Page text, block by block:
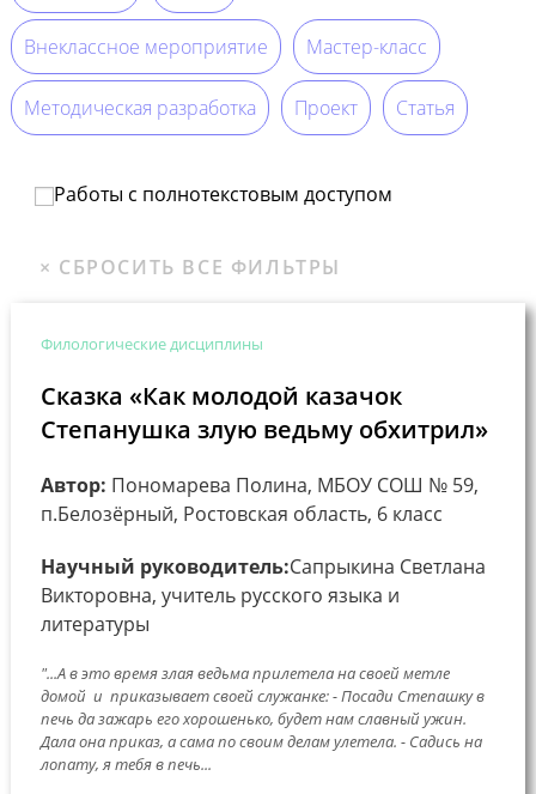
Внеклассное мероприятие Мастер-класс
Методическая разработка Проект Статья
Работы с полнотекстовым доступом
Филологические дисциплины
Сказка «Как молодой казачок
Степанушка злую ведьму обхитрил»
Автор: Пономарева Полина, МБОУ СОШ № 59,
п.Белозёрный, Ростовская область, 6 класс
Научный руководитель:Сапрыкина Светлана
Викторовна, учитель русского языка и
литературы
"...А в это время злая ведьма прилетела на своей метле
домой и приказывает своей служанке: - Посади Степашку в
печь да зажарь его хорошенько, будет нам славный ужин.
Дала она приказ, а сама по своим делам улетела. - Садись на
лопату, я тебя в печь...